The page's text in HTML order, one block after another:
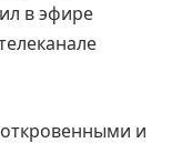
в эфире
и